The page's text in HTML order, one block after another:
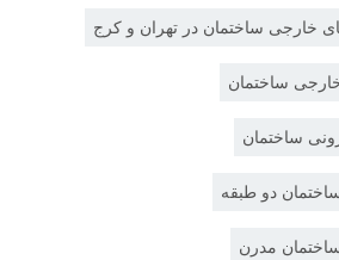
خارجی ساختمان در تهران و کرج
ساختمان
ساختمان
دو طبقه
مدرن